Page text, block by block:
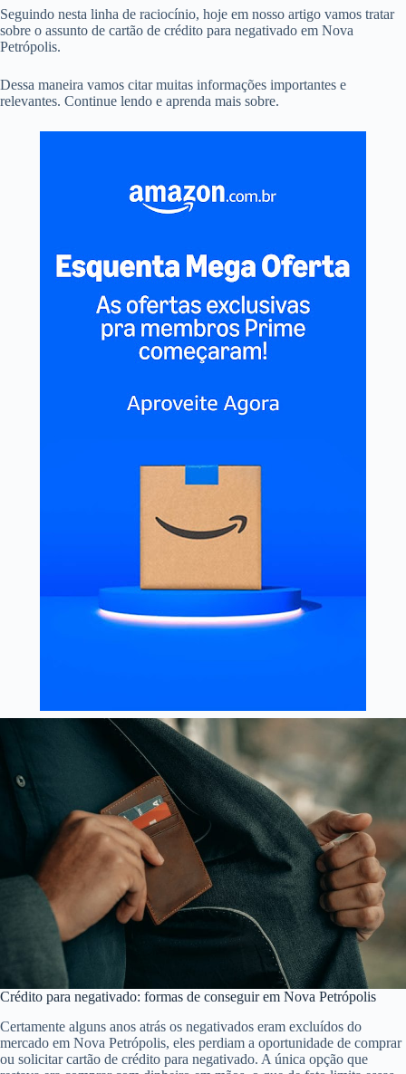
Seguindo nesta linha de raciocínio, hoje em nosso artigo vamos tratar
sobre o assunto de cartão de crédito para negativado em Nova
Petrópolis.
Dessa maneira vamos citar muitas informações importantes e
relevantes. Continue lendo e aprenda mais sobre.
Crédito para negativado: formas de conseguir em Nova Petrópolis
Certamente alguns anos atrás os negativados eram excluídos do
mercado em Nova Petrópolis, eles perdiam a oportunidade de comprar
ou solicitar cartão de crédito para negativado. A única opção que